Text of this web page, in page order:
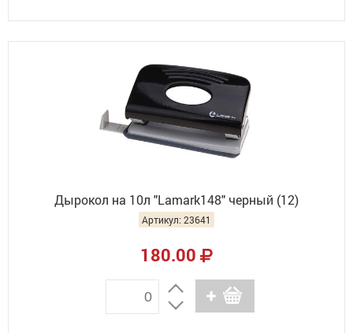
Дырокол на 10л "Lamark148" черный (12)
Артикул: 23641
180.00